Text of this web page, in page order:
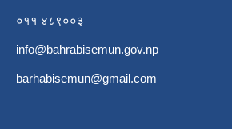
०११ ४८९००३
info@bahrabisemun.gov.np
barhabisemun@gmail.com